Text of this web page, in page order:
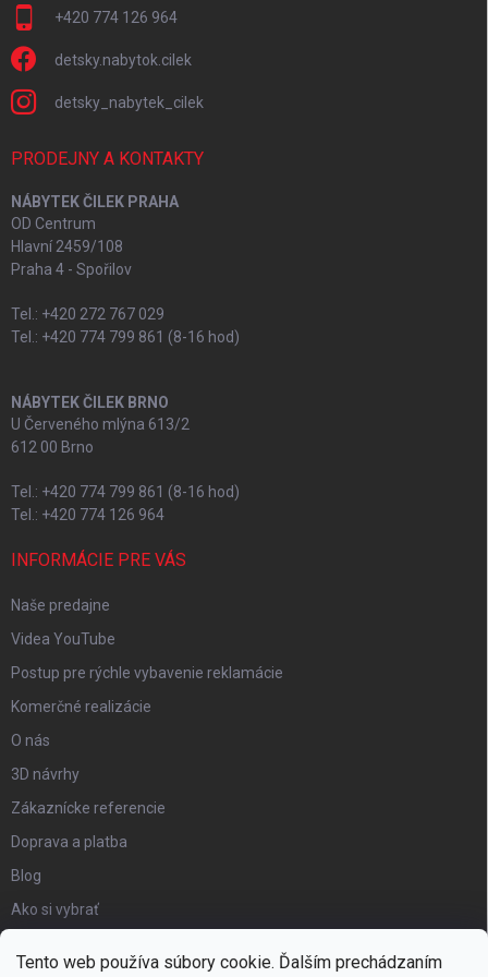
Tento web používa súbory cookie. Ďalším prechádzaním
+420 774 126 964
detsky.nabytok.cilek
detsky_nabytek_cilek
PRODEJNY A KONTAKTY
NÁBYTEK ČILEK PRAHA
OD Centrum
Hlavní 2459/108
Praha 4 - Spořilov
Tel.: +420 272 767 029
Tel.: +420 774 799 861 (8-16 hod)
NÁBYTEK ČILEK BRNO
U Červeného mlýna 613/2
612 00 Brno
Tel.: +420 774 799 861 (8-16 hod)
Tel.: +420 774 126 964
INFORMÁCIE PRE VÁS
Naše predajne
Videa YouTube
Postup pre rýchle vybavenie reklamácie
Komerčné realizácie
O nás
3D návrhy
Zákaznícke referencie
Doprava a platba
Blog
Ako si vybrať